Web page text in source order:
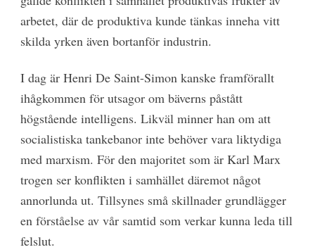
arbetet, där de produktiva kunde tänkas inneha vitt
skilda yrken även bortanför industrin.
I dag är Henri De Saint-Simon kanske framförallt
ihågkommen för utsagor om bäverns påstått
högstående intelligens. Likväl minner han om att
socialistiska tankebanor inte behöver vara liktydiga
med marxism. För den majoritet som är Karl Marx
trogen ser konflikten i samhället däremot något
annorlunda ut. Tillsynes små skillnader grundlägger
en förståelse av vår samtid som verkar kunna leda till
felslut.